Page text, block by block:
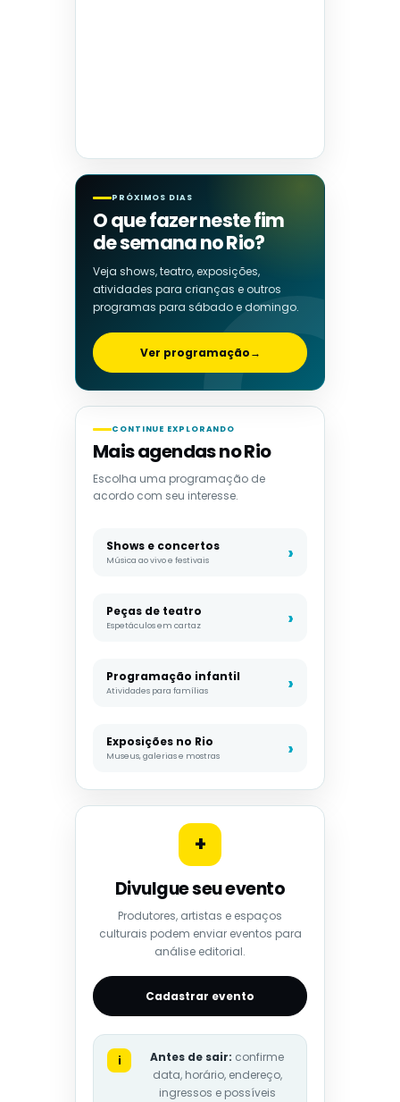
PRÓXIMOS DIAS
O que fazer neste fim
de semana no Rio?
Veja shows, teatro, exposições,
atividades para crianças e outros
programas para sábado e domingo.
Ver programação→
CONTINUE EXPLORANDO
Mais agendas no Rio
Escolha uma programação de
acordo com seu interesse.
Shows e concertos
Música ao vivo e festivais
Peças de teatro
Espetáculos em cartaz
Programação infantil
Atividades para famílias
Exposições no Rio
Museus, galerias e mostras
+
Divulgue seu evento
Produtores, artistas e espaços
culturais podem enviar eventos para
análise editorial.
Cadastrar evento
i Antes de sair: confirme
data, horário, endereço,
ingressos e possíveis